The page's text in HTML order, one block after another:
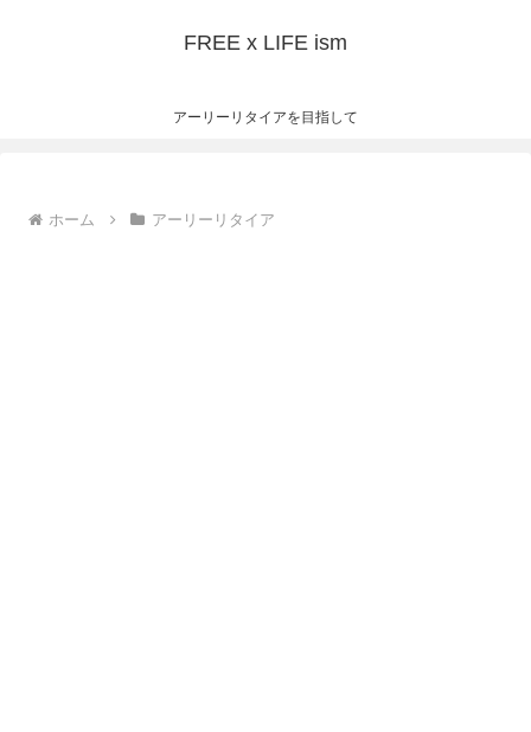
FREE x LIFE ism
アーリーリタイアを目指して
ホーム アーリーリタイア